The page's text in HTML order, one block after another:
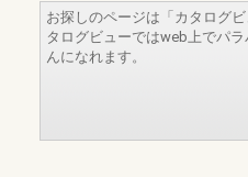
お探しのページは「カタログ
タログビューではweb上でパ
んになれます。